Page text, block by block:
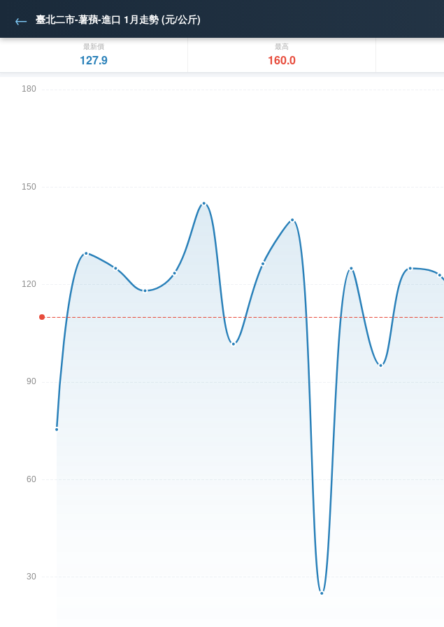
← 臺北二市-薯蕷-進口 1月走勢 (元/公斤)
最新價
127.9
最高
160.0